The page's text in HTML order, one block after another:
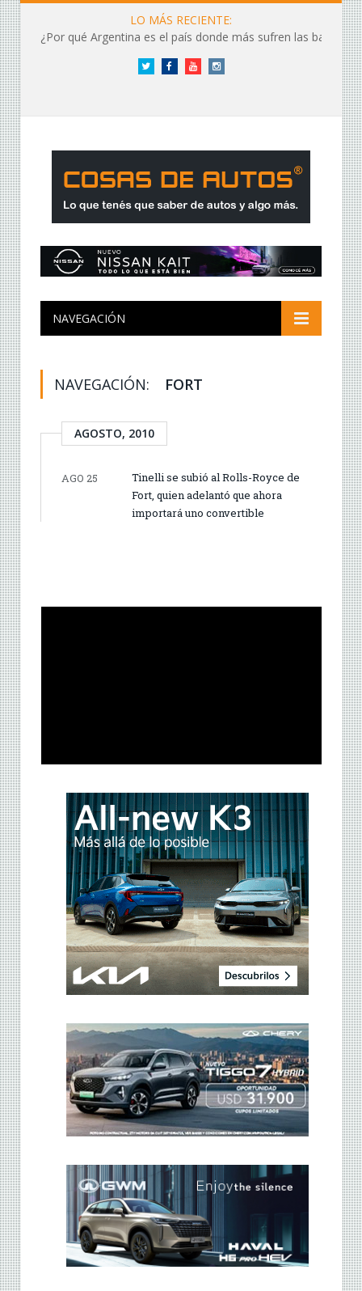
LO MÁS RECIENTE:
¿Por qué Argentina es el país donde más sufren las baterías?
Twitter FacebookYouTubeInstagram
NAVEGACIÓN
NAVEGACIÓN: FORT
AGOSTO, 2010
AGO 25
Tinelli se subió al Rolls-Royce de
Fort, quien adelantó que ahora
importará uno convertible